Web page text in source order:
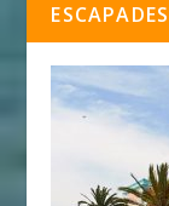
ESCAPADES